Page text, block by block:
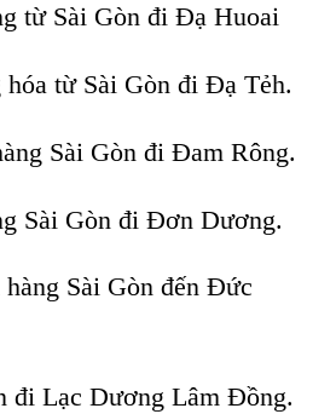
từ Sài Gòn đi Đạ Huoai
hóa từ Sài Gòn đi Đạ Tẻh.
Sài Gòn đi Đam Rông.
Sài Gòn đi Đơn Dương.
Sài Gòn đến Đức
đi Lạc Dương Lâm Đồng.